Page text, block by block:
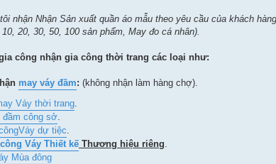
nhận Nhận Sản xuất quần áo mẫu theo yêu cầu của khách
10, 20, 30, 50, 100 sản phẩm, May đo cá nhân).
công nhận gia công thời trang các loại như:
may váy đầm: (không nhận làm hàng chợ).
Váy thời trang.
đầm công sở.
Váy dự tiệc.
Váy Thiết kế Thương hiệu riêng.
Mùa đông